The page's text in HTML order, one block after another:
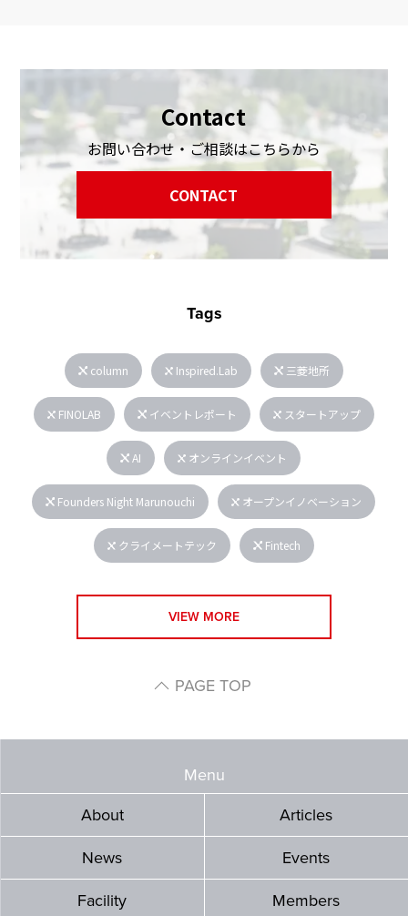
Contact
お問い合わせ・ご相談はこちらから
CONTACT
Tags
column Inspired.Lab 三菱地所
FINOLAB イベントレポート スタートアップ
AI オンラインイベント
Founders Night Marunouchi オープンイノベーション
クライメートテック Fintech
VIEW MORE
PAGE TOP
Menu
About
Articles
News Events
Facility Members